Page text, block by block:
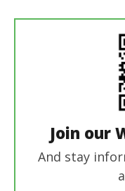
Join our
And stay